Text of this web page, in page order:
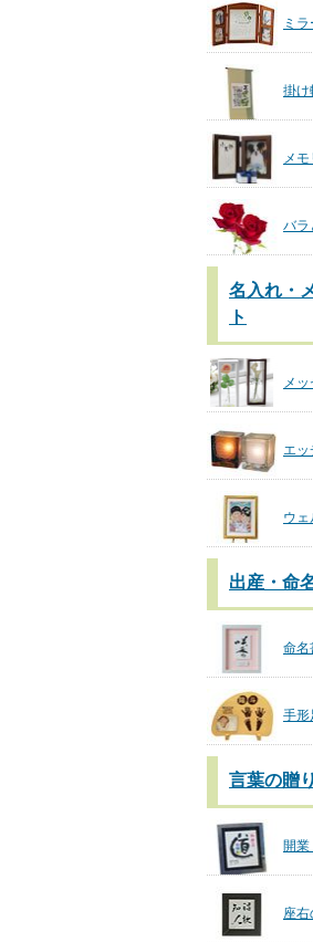
ミ
掛け
メ
バラ
名入れ・
ト
メ
エ
ウェ
出産・命
命名
手形
言葉の贈
開業
座